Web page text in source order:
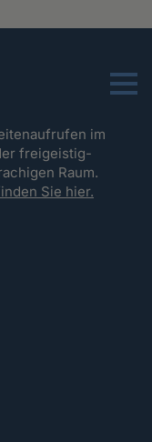
Menu
im
freigeistig-
Raum.
Sie hier.